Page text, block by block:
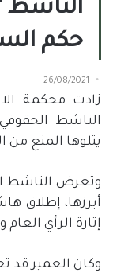
الناشط
حكم السجن
26/08/2021
زادت محكمة
يتلوها المنع
وتعرض الناشط
أبرزها، إطلاق
إثارة الرأي